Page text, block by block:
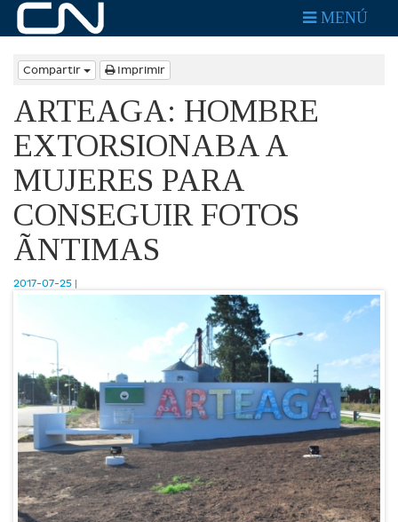
MENÚ
Compartir Imprimir
ARTEAGA: HOMBRE
EXTORSIONABA A
MUJERES PARA
CONSEGUIR FOTOS
ÃNTIMAS
2017-07-25 |